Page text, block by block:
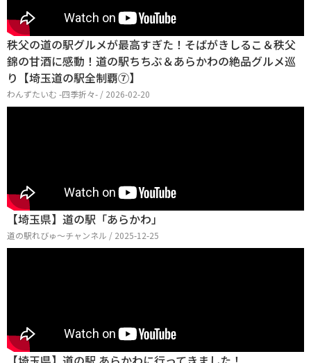
秩父の道の駅グルメが最高すぎた！そばがきしるこ＆秩父
錦の甘酒に感動！道の駅ちちぶ＆あらかわの絶品グルメ巡
り【埼玉道の駅全制覇⑦】
わんずたいむ -四季折々- / 2026-02-20
【埼玉県】道の駅「あらかわ」
道の駅れびゅ〜チャンネル / 2025-12-25